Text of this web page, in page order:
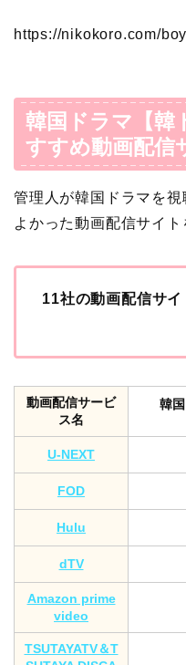
https://nikokoro.com/
韓国ドラマ【韓
すすめ動画配信
管理人が韓国ドラマを
よかった動画配信サイト
11社の動画配信サ
動画配信サービ
ス名
韓
U-NEXT
FOD
Hulu
dTV
Amazon prime
video
TSUTAYATV＆T